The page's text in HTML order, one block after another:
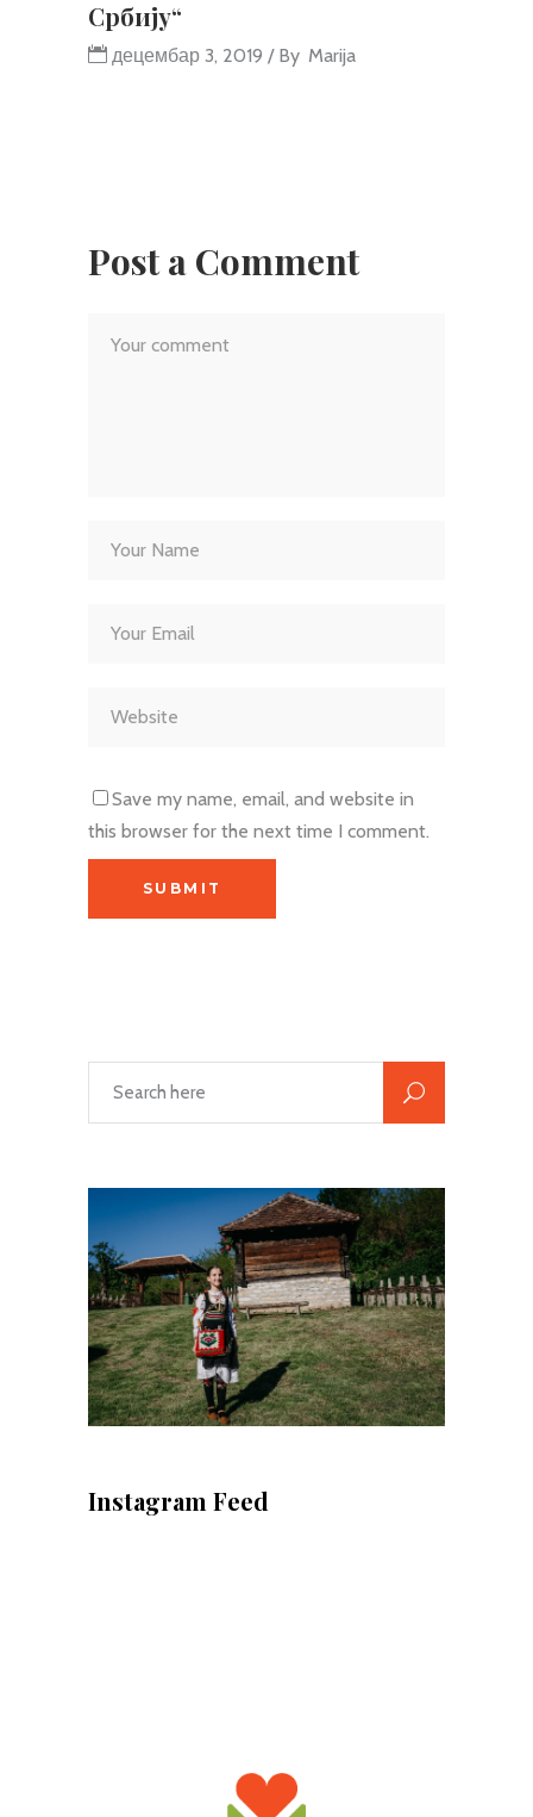
Србију“
децембар 3, 2019 By Marija
Post a Comment
Save my name, email, and website in
this browser for the next time I comment.
Instagram Feed